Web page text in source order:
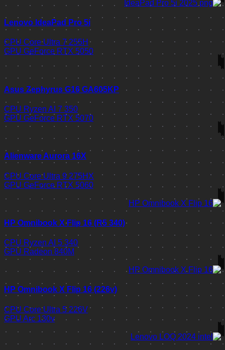
Lenovo IdeaPad Pro 5i
CPU Core Ultra 7 255H
GPU GeForce RTX 5050
Asus Zephyrus G16 GA605KP
CPU Ryzen AI 7 350
GPU GeForce RTX 5070
Alienware Aurora 16X
CPU Core Ultra 9 275HX
GPU GeForce RTX 5060
HP Omnibook X Flip 16 (R5 340)
CPU Ryzen AI 5 340
GPU Radeon 840M
HP Omnibook X Flip 16 (226v)
CPU Core Ultra 5 226V
GPU Arc 130v